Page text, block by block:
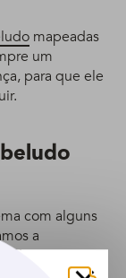
mapeadas
um
para que ele
com alguns
a
lá: